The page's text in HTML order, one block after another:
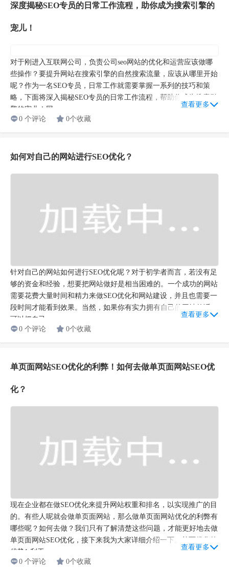
深度揭秘SEO专员的日常工作流程，助你成为搜索引擎的
宠儿！
对于刚进入互联网公司，负责公司seo网站的优化和运营应该做哪
些操作？要提升网站在搜索引擎的自然搜索流量，应该从哪里开始
呢？作为一名SEO专员，日常工作就需要掌握一系列的技巧和策
略，下面将深入揭秘SEO专员的日常工作流程，帮助你成为搜索引
擎的宠儿！网...
查看更多
0 个评论
0个收藏
如何对自己的网站进行SEO优化？
针对自己的网站如何进行SEO优化呢？对于初学者而言，若没有足
够的资金和经验，想要把网站做好是相当困难的。一个成功的网站
需要花费大量时间和精力来做SEO优化和网站建设，并且也需要一
段时间才能看到效果。当然，如果你有实力拥有自己的网站的话，
可以把自己...
查看更多
0 个评论
0个收藏
单页面网站SEO优化的利弊！如何去做单页面网站SEO优
化？
现在企业都在做SEO优化来提升网站权重和排名，以实现推广的目
的。有些人呢就会做单页面网站，那么做单页面网站优化的利弊有
哪些呢？如何去做？我们只有了解清楚这些问题，才能更好地去做
单页面网站SEO优化，接下来我为大家详细介绍一下。单页优化的
优势1.利于...
查看更多
0 个评论
0个收藏